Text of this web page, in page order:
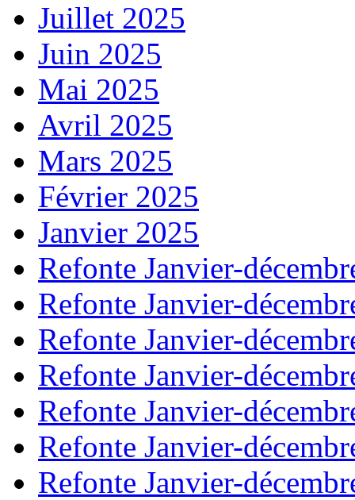
Juillet 2025
Juin 2025
Mai 2025
Avril 2025
Mars 2025
Février 2025
Janvier 2025
Refonte Janvier-
Refonte Janvier-
Refonte Janvier-
Refonte Janvier-
Refonte Janvier-
Refonte Janvier-
Refonte Janvier-